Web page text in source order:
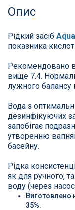
Осушувачі
Гідроізоляція і
Вогнища та
Труби і фіттінги
Корисні
Розпродаж
Опис
Рідкий засіб
показника
Рекомендовано
вище 7.4.
лужного балансу
Вода з
дезинфікуючих
запобігає
утворенню
басейну.
Рідка
як для ручного,
воду (через
Виготовлено
35%.